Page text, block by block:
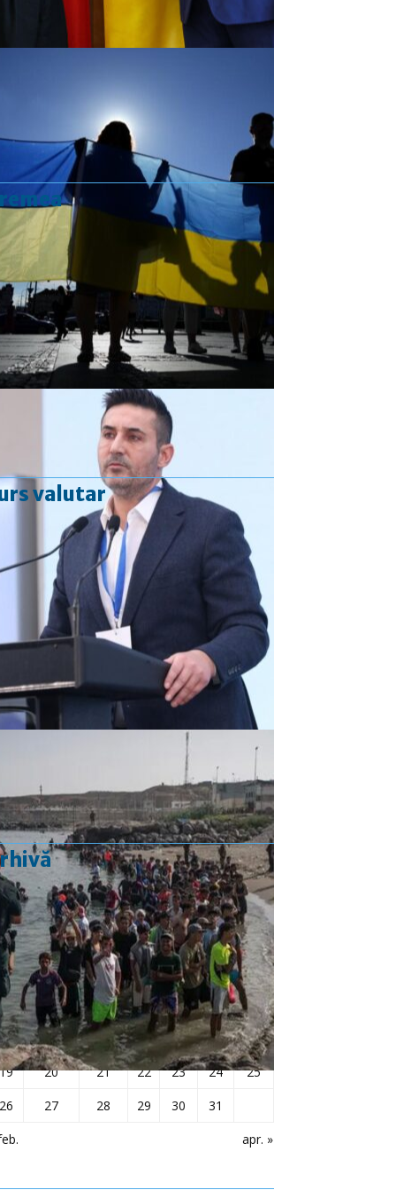
valutar
Curs valutar: 06 Aug 2026
EUR
: 5,2513 RON
+0,0024 ▲
USD: 4,5507 RON
+0,0027 ▲
CHF
: 5,6221 RON
+0,0011 ▲
GBP: 6,1236 RON
-0,0008 ▼
Convertor valutar
»
Rezultat:
martie 2018
L Ma Mi J V S D
apr. »
1 2 3
4
5
6 7 8 9 10
11
13 14 15 16 17
18
20 21 22 23 24
25
26
27 28 29 30 31